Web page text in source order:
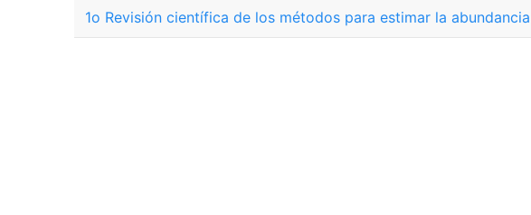
1o Revisión científica de los métodos para estimar la